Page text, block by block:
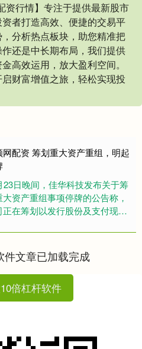
资行情】专注于提供最新股市
者打造高效、便捷的交易平
分析热点板块，助您精准把
还是中长期布局，我们提供
高效运用，放大盈利空间。
财富增值之旅，轻松实现投
网配资 筹划重大资产重组，明起
23日晚间，佳华科技发布关于筹
大资产重组事项停牌的公告称，
正在筹划以发行股份及支付现金
称“数盾科技”或“标的....
件文章已加载完成
倍杠杆软件